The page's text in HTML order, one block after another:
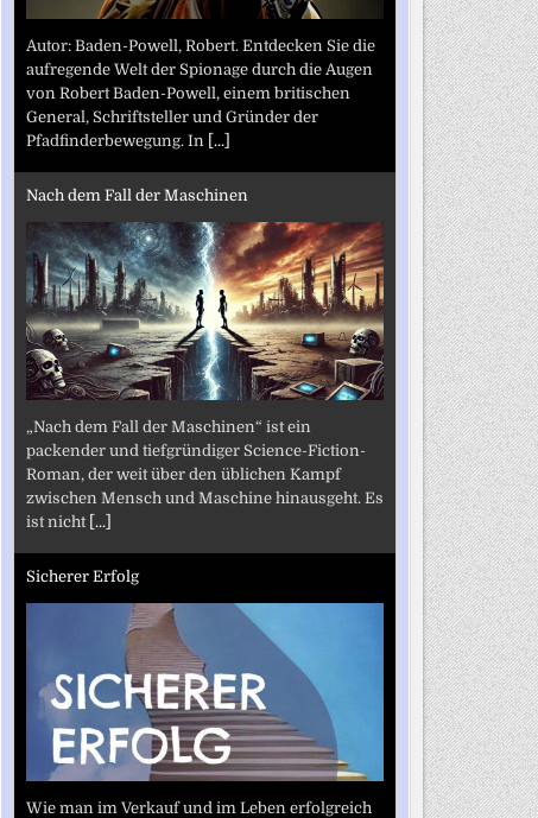
Autor: Baden-Powell, Robert. Entdecken Sie die
aufregende Welt der Spionage durch die Augen
von Robert Baden-Powell, einem britischen
General, Schriftsteller und Gründer der
Pfadfinderbewegung. In [...]
Nach dem Fall der Maschinen
„Nach dem Fall der Maschinen“ ist ein
packender und tiefgründiger Science-Fiction-
Roman, der weit über den üblichen Kampf
zwischen Mensch und Maschine hinausgeht. Es
ist nicht [...]
Sicherer Erfolg
Wie man im Verkauf und im Leben erfolgreich